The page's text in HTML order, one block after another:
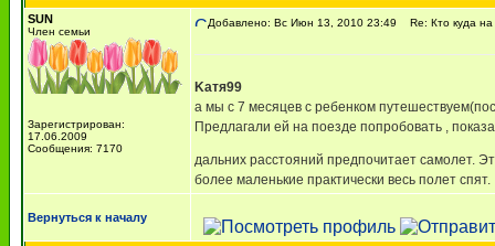
SUN
Член семьи
Зарегистрирован:
17.06.2009
Сообщения: 7170
Добавлено: Вс Июн 13, 2010 23:49 Re: Кто куда
Kатя99
а мы с 7 месяцев с ребенком
Предлагали ей на поезде попробовать ,
дальних расстояний предпочитает самолет.
более маленькие практически весь полет спят.
Вернуться к началу